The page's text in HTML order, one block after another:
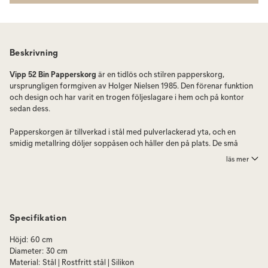
Beskrivning
Vipp 52 Bin Papperskorg är en tidlös och stilren papperskorg,
ursprungligen formgiven av Holger Nielsen 1985. Den förenar funktion
och design och har varit en trogen följeslagare i hem och på kontor
sedan dess.
Papperskorgen är tillverkad i stål med pulverlackerad yta, och en
smidig metallring döljer soppåsen och håller den på plats. De små
gummihjulen gör den lätt att flytta, och med en kapacitet på 35 liter
av stål och avslutad med en pulverlackerad yta, är papperskorgen
både elegant och hållbar. Dess små gummi-hjul underlättar förflyttning
till var du än behöver den. Med en kapacitet på 35 liter, är det ett
generöst utrymme för ditt avfall.
läs mer
Specifikation
Höjd: 60 cm
Diameter: 30 cm
Material: Stål | Rostfritt stål | Silikon